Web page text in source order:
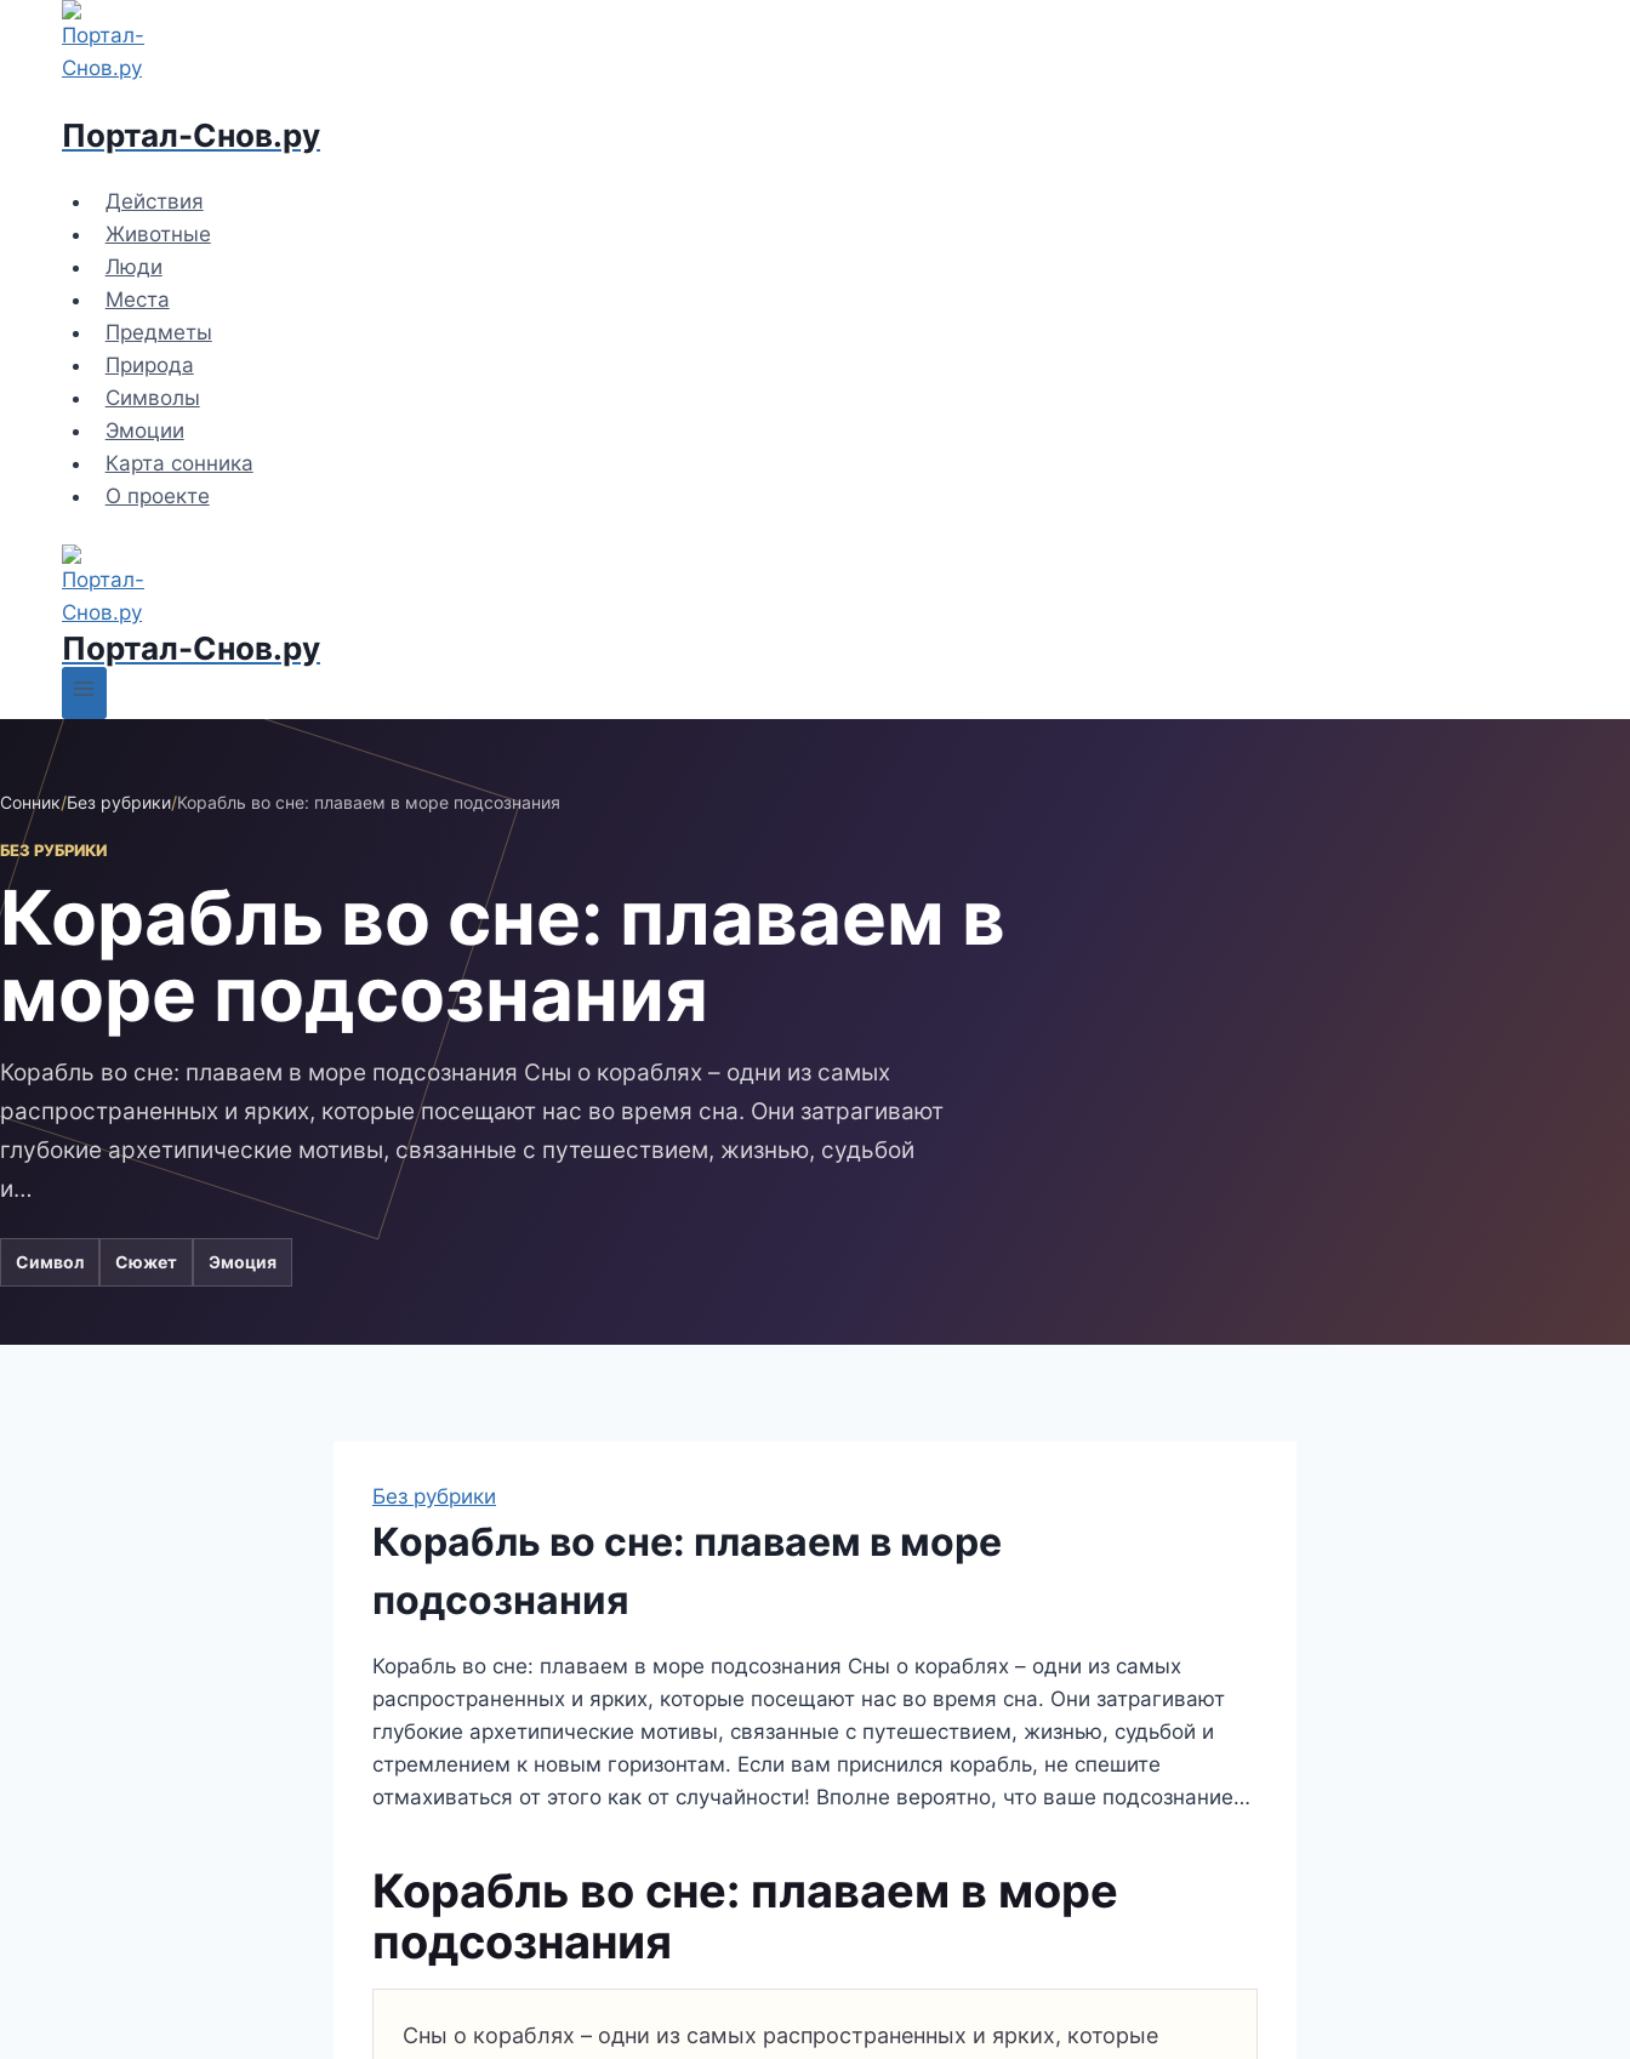
Перейти
содержимому
Портал-Снов.ру
Действия
Животные
Люди
Места
Предметы
Природа
Символы
Эмоции
Карта сонника
О проекте
Портал-Снов.ру
Сонник/Без рубрики/Корабль во сне: плаваем в море подсознания
БЕЗ РУБРИКИ
Корабль во сне: плаваем в
море подсознания
Корабль во сне: плаваем в море подсознания Сны о кораблях – одни из самых
распространенных и ярких, которые посещают нас во время сна. Они затрагивают
глубокие архетипические мотивы, связанные с путешествием, жизнью, судьбой
и…
Символ Сюжет Эмоция
Без рубрики
Корабль во сне: плаваем в море
подсознания
Корабль во сне: плаваем в море подсознания Сны о кораблях – одни из самых
распространенных и ярких, которые посещают нас во время сна. Они затрагивают
глубокие архетипические мотивы, связанные с путешествием, жизнью, судьбой и
стремлением к новым горизонтам. Если вам приснился корабль, не спешите
отмахиваться от этого как от случайности! Вполне вероятно, что ваше подсознание…
Корабль во сне: плаваем в море
подсознания
Сны о кораблях – одни из самых распространенных и ярких, которые